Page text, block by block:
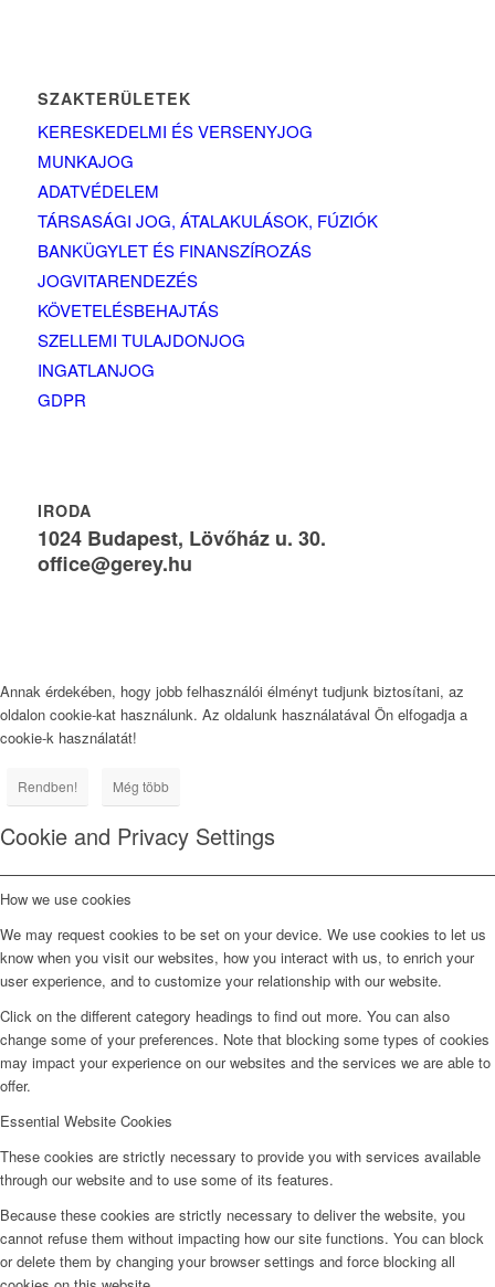
SZAKTERÜLETEK
KERESKEDELMI ÉS VERSENYJOG
MUNKAJOG
ADATVÉDELEM
TÁRSASÁGI JOG, ÁTALAKULÁSOK, FÚZIÓK
BANKÜGYLET ÉS FINANSZÍROZÁS
JOGVITARENDEZÉS
KÖVETELÉSBEHAJTÁS
SZELLEMI TULAJDONJOG
INGATLANJOG
GDPR
IRODA
1024 Budapest, Lövőház u. 30.
office@gerey.hu
Annak érdekében, hogy jobb felhasználói élményt tudjunk biztosítani, az
oldalon cookie-kat használunk. Az oldalunk használatával Ön elfogadja a
cookie-k használatát!
Rendben! Még több
Cookie and Privacy Settings
How we use cookies
We may request cookies to be set on your device. We use cookies to let us
know when you visit our websites, how you interact with us, to enrich your
user experience, and to customize your relationship with our website.
Click on the different category headings to find out more. You can also
change some of your preferences. Note that blocking some types of cookies
may impact your experience on our websites and the services we are able to
offer.
Essential Website Cookies
These cookies are strictly necessary to provide you with services available
through our website and to use some of its features.
Because these cookies are strictly necessary to deliver the website, you
cannot refuse them without impacting how our site functions. You can block
or delete them by changing your browser settings and force blocking all